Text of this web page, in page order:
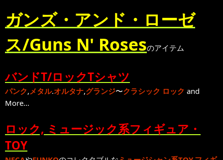
ガンズ・アンド・ローゼ
ス/Guns N' Rosesのアイテム
バンドT/ロックTシャツ
パンク, メタル.オルタナ,グランジ〜クラシック ロック and
More...
ロック, ミュージック系フィギュア・
TOY